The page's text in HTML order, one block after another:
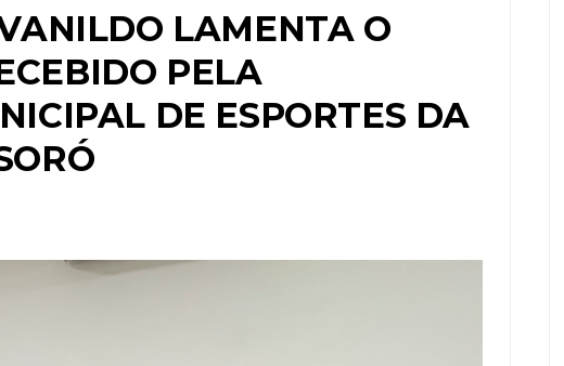
LAMENTA O
PELA
DE ESPORTES DA